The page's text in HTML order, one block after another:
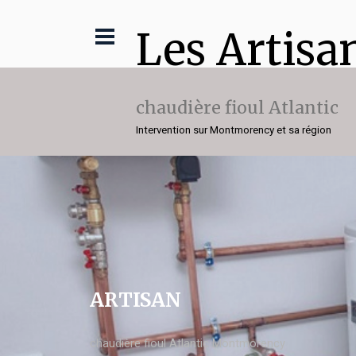
Les
chaudière fioul Atlantic
Intervention sur Montmorency et sa région
ARTISAN
chaudière fioul Atlantic Montmorency